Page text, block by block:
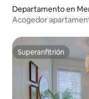
Departamento en
Acogedor
Superanfitrión
Superanfitrión